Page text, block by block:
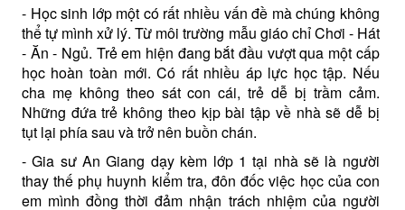
- Học sinh lớp một có rất nhiều vấn đề mà chúng không
thể tự mình xử lý. Từ môi trường mẫu giáo chỉ Chơi - Hát
- Ăn - Ngủ. Trẻ em hiện đang bắt đầu vượt qua một cấp
học hoàn toàn mới. Có rất nhiều áp lực học tập. Nếu
cha mẹ không theo sát con cái, trẻ dễ bị trầm cảm.
Những đứa trẻ không theo kịp bài tập về nhà sẽ dễ bị
tụt lại phía sau và trở nên buồn chán.
- Gia sư An Giang dạy kèm lớp 1 tại nhà sẽ là người
thay thế phụ huynh kiểm tra, đôn đốc việc học của con
em mình đồng thời đảm nhận trách nhiệm của người